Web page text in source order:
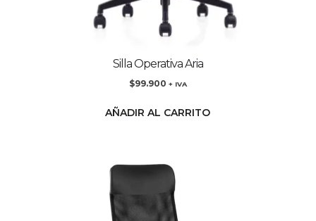
Silla Operativa Aria
$99.900 + IVA
AÑADIR AL CARRITO